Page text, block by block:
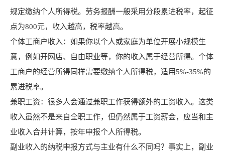
规定缴纳个人所得税。劳务报酬一般采用分段累进税率，起征
点为800元，收入越高，税率越高。
个体工商户收入：如果你以个人或家庭为单位开展小规模生
意，例如开网店、自由职业等，你的收入属于经营所得。个体
工商户的经营所得同样需要缴纳个人所得税，适用5%-35%的
累进税率。
兼职工资：很多人会通过兼职工作获得额外的工资收入。这类
收入虽然不是来自全职工作，但仍然属于工资薪金，应当和主
业收入合并计算，按年申报个人所得税。
副业收入的纳税申报方式与主业有什么不同吗？事实上，副业